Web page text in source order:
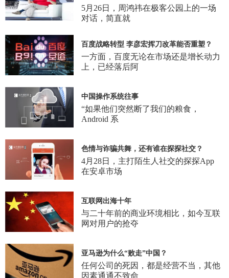
5月26日，周鸿祎在极客公园上的一场
对话，简直就
百度战略转型 李彦宏挥刀改革能否重塑？
一方面，百度无论在市场还是增长动力
上，已经落后阿
中国操作系统往事
“如果他们突然断了我们的粮食，
Android 系
色情与诈骗共舞，还有谁在探探社交？
4月28日，主打陌生人社交的探探App
在安卓市场
互联网出海十年
与二十年前的商业环境相比，如今互联
网对用户的抢夺
亚马逊为什么“败走”中国？
任何公司的死因，都是经营不当，其他
因素通通不致命